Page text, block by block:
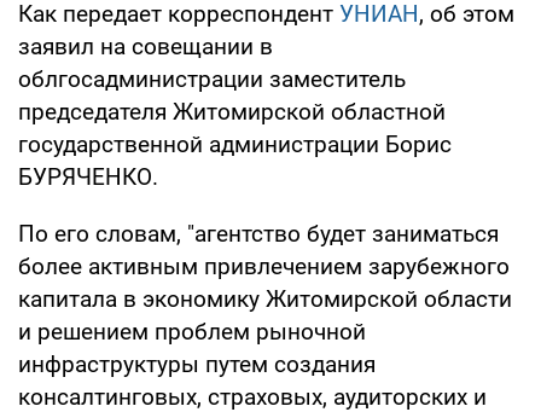
Как передает корреспондент УНИАН, об этом
заявил на совещании в
облгосадминистрации заместитель
председателя Житомирской областной
государственной администрации Борис
БУРЯЧЕНКО.
По его словам, "агентство будет заниматься
более активным привлечением зарубежного
капитала в экономику Житомирской области
и решением проблем рыночной
инфраструктуры путем создания
консалтинговых, страховых, аудиторских и